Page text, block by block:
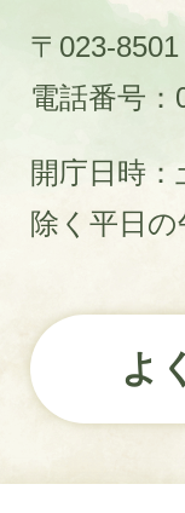
〒023-
電話番号：
開庁日時
除く平日
よ